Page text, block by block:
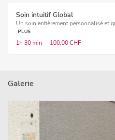
Soin intuitif Global
Un soin entièrement personnalisé et
PLUS
1h 30 min 100,00 CHF
Galerie